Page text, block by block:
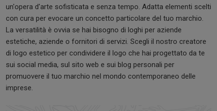
un'opera d'arte sofisticata e senza tempo. Adatta elementi scelti
con cura per evocare un concetto particolare del tuo marchio.
La versatilità è ovvia se hai bisogno di loghi per aziende
estetiche, aziende o fornitori di servizi. Scegli il nostro creatore
di logo estetico per condividere il logo che hai progettato da te
sui social media, sul sito web e sui blog personali per
promuovere il tuo marchio nel mondo contemporaneo delle
imprese.